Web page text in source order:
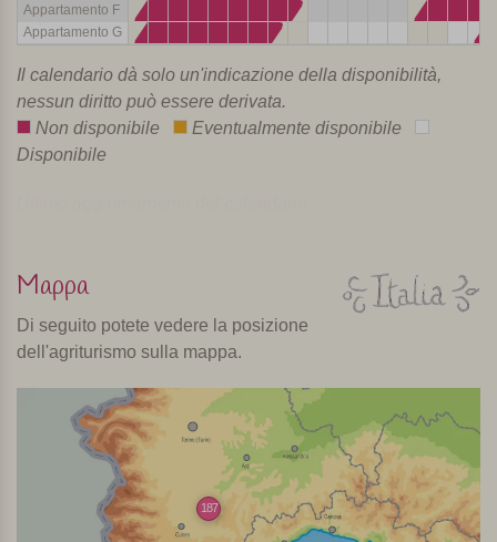
Appartamento F
Appartamento G
Il calendario dà solo un'indicazione della disponibilità,
nessun diritto può essere derivata.
Non disponibile
Eventualmente disponibile
Disponibile
Mappa
Di seguito potete vedere la posizione
dell'agriturismo sulla mappa.
187